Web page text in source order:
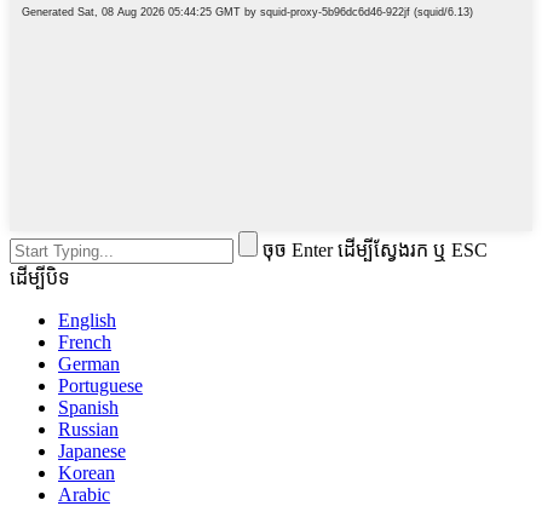
ចុច Enter ដើម្បីស្វែងរក ឬ ESC
ដើម្បីបិទ
English
French
German
Portuguese
Spanish
Russian
Japanese
Korean
Arabic